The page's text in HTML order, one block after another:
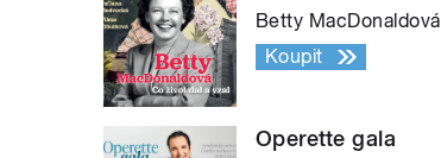
Betty MacDonaldová
Koupit
Operette gala